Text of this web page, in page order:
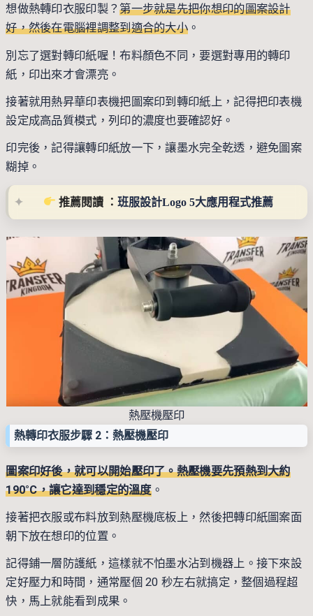
想做熱轉印衣服印製？第一步就是先把你想印的圖案設計
好，然後在電腦裡調整到適合的大小 。
別忘了選對轉印紙喔！布料顏色不同，要選對專用的轉印
紙，印出來才會漂亮。
接著就用熱昇華印表機把圖案印到轉印紙上，記得把印表機
設定成高品質模式，列印的濃度也要確認好。
印完後，記得讓轉印紙放一下，讓墨水完全乾透，避免圖案
糊掉。
推薦閱讀 ： 班服設計Logo 5大應用程式推薦
熱壓機壓印
熱轉印衣服步驟 2：熱壓機壓印
圖案印好後，就可以開始壓印了。熱壓機要先預熱到大約
190°C，讓它達到穩定的溫度。
接著把衣服或布料放到熱壓機底板上，然後把轉印紙圖案面
朝下放在想印的位置。
記得鋪一層防護紙，這樣就不怕墨水沾到機器上。接下來設
定好壓力和時間，通常壓個 20 秒左右就搞定，整個過程超
快，馬上就能看到成果。